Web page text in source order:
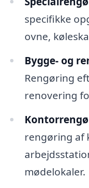
specifikke
ovne,
Bygge- og
Rengøring
renovering
rengøring af
mødelokaler.